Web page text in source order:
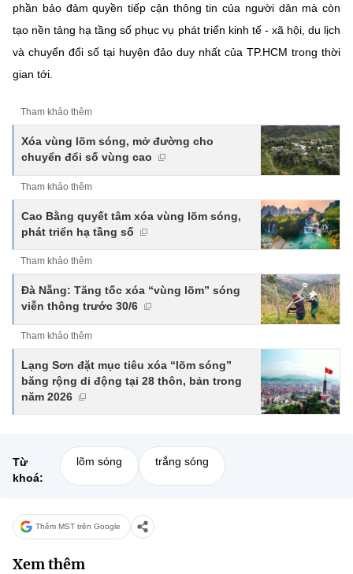
phần bảo đảm quyền tiếp cận thông tin của người dân mà còn
tạo nền tảng hạ tầng số phục vụ phát triển kinh tế - xã hội, du lịch
và chuyển đổi số tại huyện đảo duy nhất của TP.HCM trong thời
gian tới.
Tham khảo thêm
Xóa vùng lõm sóng, mở đường cho
chuyển đổi số vùng cao
Tham khảo thêm
Cao Bằng quyết tâm xóa vùng lõm sóng,
phát triển hạ tầng số
Tham khảo thêm
Đà Nẵng: Tăng tốc xóa “vùng lõm” sóng
viễn thông trước 30/6
Tham khảo thêm
Lạng Sơn đặt mục tiêu xóa “lõm sóng”
băng rộng di động tại 28 thôn, bản trong
năm 2026
Từ
khoá:
lõm sóng trắng sóng
Thêm MST trên Google
Xem thêm